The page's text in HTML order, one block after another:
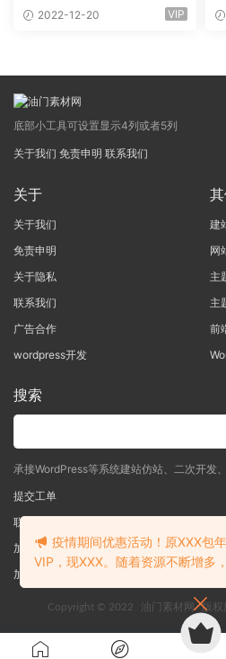
+全插件（线传）
2022-12-20 VIP
底部小工具可设置显示4列或者5列
关于我们 免责申明 联系我们
关于
关于我们
免责申明
关于隐私
联系我们
广告合作
wordpress开发
建
网
主
主
前
搜索
承接WordPress等系统建站仿站、二次开发
提交工单
联系客服
加入QQ一群（验证: mobantu）
加入QQ二群
Copyright © 2022 油门素材网 版权
疫情期间优惠活动！原XXX包
VIP，现XXX。随着资源不断增多